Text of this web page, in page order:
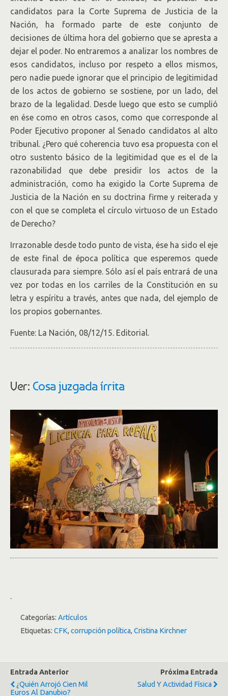
candidatos para la Corte Suprema de Justicia de la
Nación, ha formado parte de este conjunto de
decisiones de última hora del gobierno que se apresta a
dejar el poder. No entraremos a analizar los nombres de
esos candidatos, incluso por respeto a ellos mismos,
pero nadie puede ignorar que el principio de legitimidad
de los actos de gobierno se sostiene, por un lado, del
brazo de la legalidad. Desde luego que esto se cumplió
en ése como en otros casos, como que corresponde al
Poder Ejecutivo proponer al Senado candidatos al alto
tribunal. ¿Pero qué coherencia tuvo esa propuesta con el
otro sustento básico de la legitimidad que es el de la
razonabilidad que debe presidir los actos de la
administración, como ha exigido la Corte Suprema de
Justicia de la Nación en su doctrina firme y reiterada y
con el que se completa el círculo virtuoso de un Estado
de Derecho?
Irrazonable desde todo punto de vista, ése ha sido el eje
de este final de época política que esperemos quede
clausurada para siempre. Sólo así el país entrará de una
vez por todas en los carriles de la Constitución en su
letra y espíritu a través, antes que nada, del ejemplo de
los propios gobernantes.
Fuente: La Nación, 08/12/15. Editorial.
Ver: Cosa juzgada írrita
.
Categorías: Artículos
Etiquetas: CFK, corrupción política, Cristina Kirchner
Entrada Anterior
¿Quién Arrojó Cien Mil
Euros Al Danubio?
Próxima Entrada
Salud Y Actividad Física